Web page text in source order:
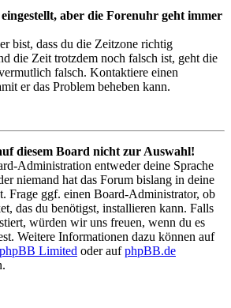
aber die Forenuhr geht immer
bist, dass du die Zeitzone richtig
die Zeit trotzdem noch falsch ist, geht die
falsch. Kontaktiere einen
er das Problem beheben kann.
diesem Board nicht zur Auswahl!
Administration entweder deine Sprache
niemand hat das Forum bislang in deine
Frage ggf. einen Board-Administrator, ob
das du benötigst, installieren kann. Falls
würden wir uns freuen, wenn du es
Weitere Informationen dazu können auf
phpBB Limited oder aufphpBB.de